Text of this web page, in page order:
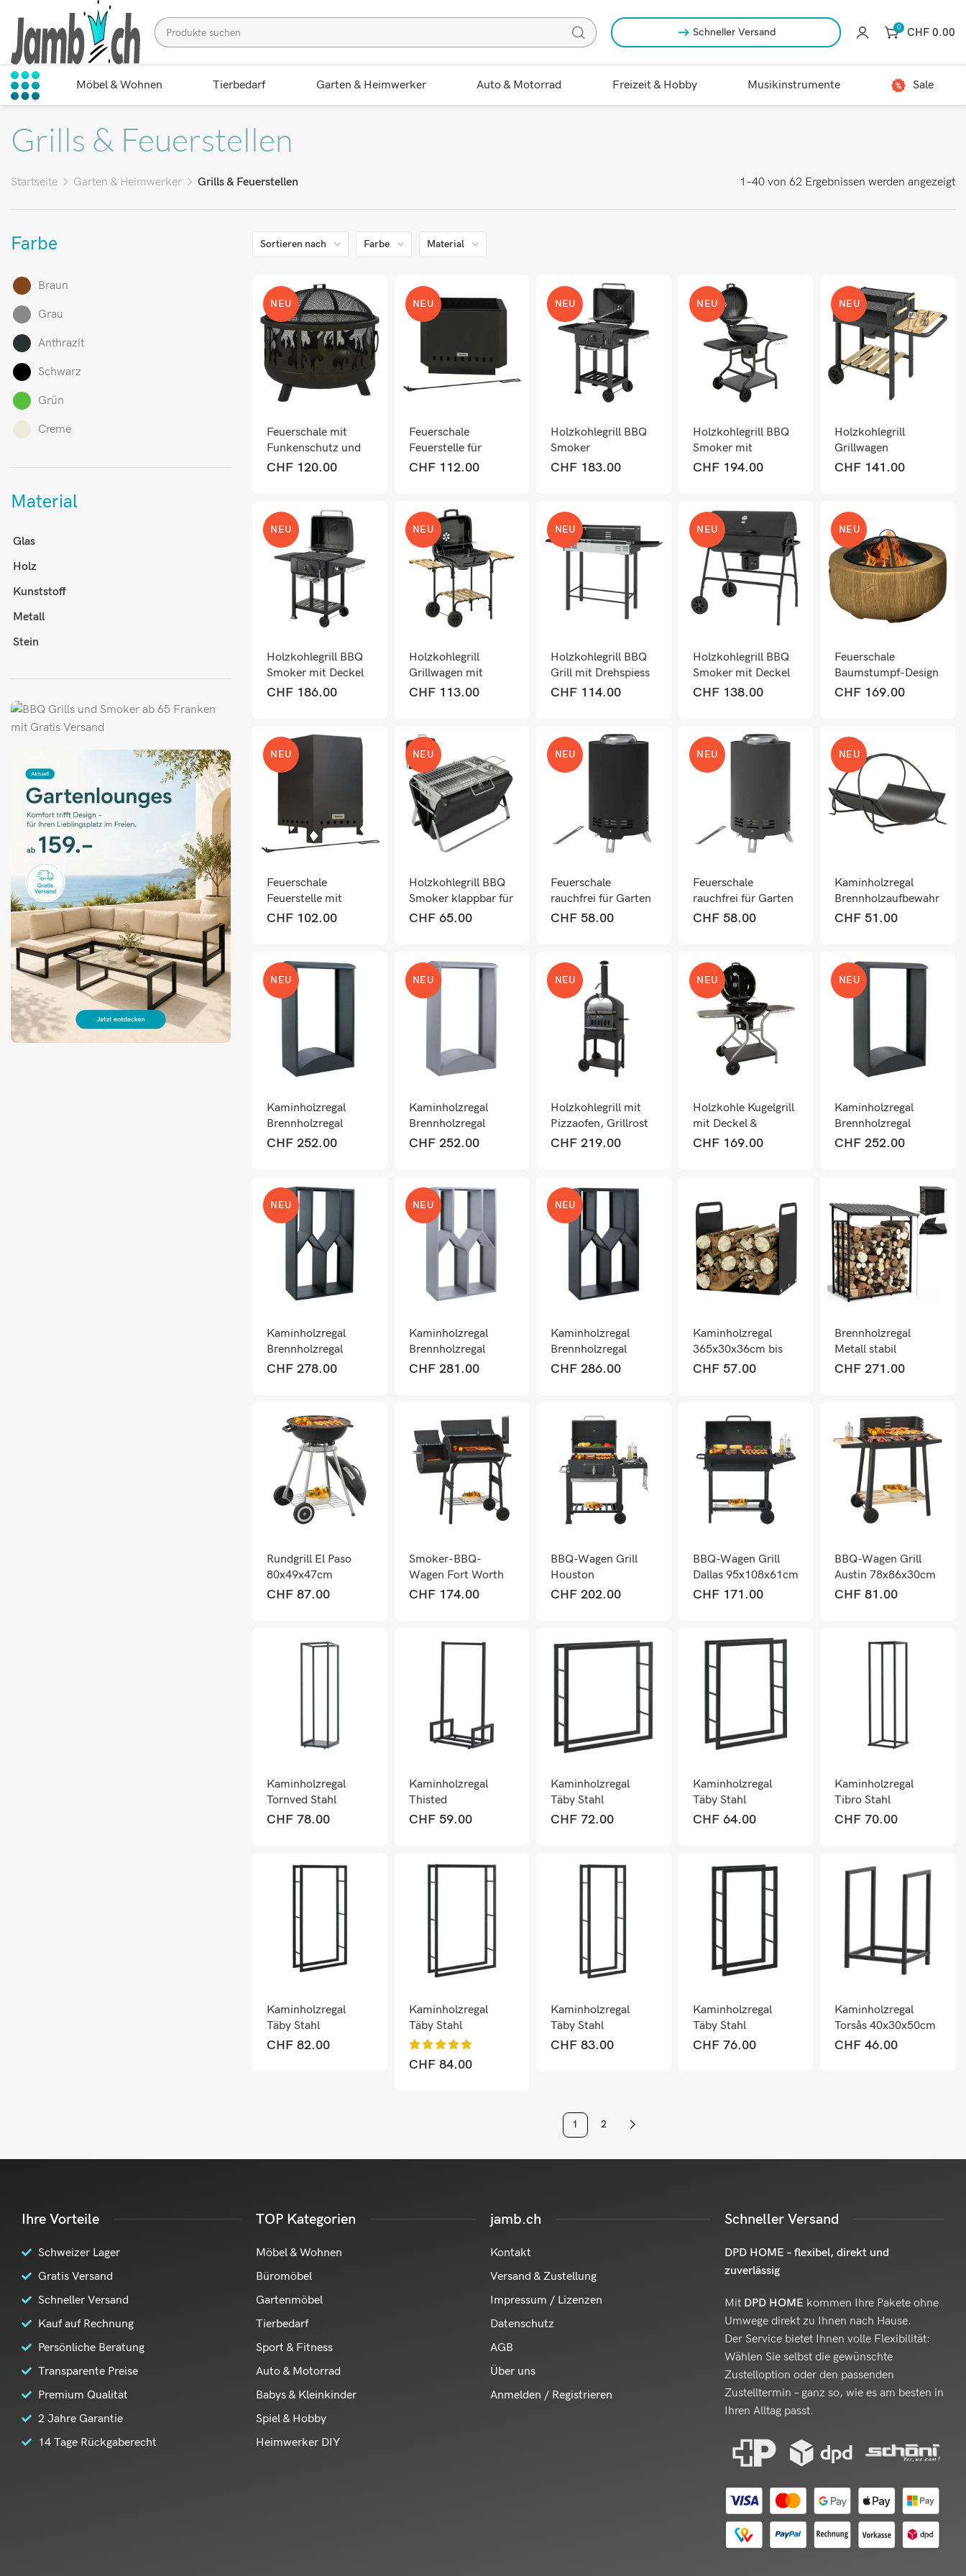
Kauf auf Rechnung 0 CHF 0.00
Möbel & Wohnen Tierbedarf Garten & Heimwerker Auto & Motorrad Freizeit & Hobby Musikinstrumente Sale
Grills & Feuerstellen
Startseite Garten & Heimwerker Grills & Feuerstellen 1–40 von 62 Ergebnissen werden angezeigt
Farbe
Braun
Grau
Anthrazit
Schwarz
Grün
Creme
Material
Glas
Holz
Kunststoff
Metall
Stein
Sortieren nach Farbe Material
NEU
Feuerschale mit
Funkenschutz und
Schürhaken Ø61cm
CHF 120.00
NEU
Feuerschale
Feuerstelle für
Garten mit
CHF112.00
NEU
Holzkohlegrill BBQ
Smoker
höhenverstellbar mit
CHF 183.00
NEU
Holzkohlegrill BBQ
Smoker mit
Seitentischen Deckel
CHF194.00
NEU
Holzkohlegrill
Grillwagen
höhenverstellbar mit
CHF 141.00
NEU
Holzkohlegrill BBQ
Smoker mit Deckel
und Thermometer
CHF 186.00
NEU
Holzkohlegrill
Grillwagen mit
Deckel Räder und
CHF113.00
NEU
Holzkohlegrill BBQ
Grill mit Drehspiess
und verstellbarem
CHF 114.00
NEU
Holzkohlegrill BBQ
Smoker mit Deckel
Thermometer und
CHF138.00
NEU
Feuerschale
Baumstumpf-Design
mit Funkenschutz
CHF 169.00
NEU
Feuerschale
Feuerstelle mit
Schürhaken für
CHF 102.00
NEU
Holzkohlegrill BBQ
Smoker klappbar für
Camping Outdoor
CHF65.00
NEU
Feuerschale
rauchfrei für Garten
Edelstahl schwarz
CHF 58.00
NEU
Feuerschale
rauchfrei für Garten
Ø16x25cm Edelstahl
CHF58.00
NEU
Kaminholzregal
Brennholzaufbewahr
ung für innen aus
CHF 51.00
NEU
Kaminholzregal
Brennholzregal
Metall Grün
CHF 252.00
NEU
Kaminholzregal
Brennholzregal
Feuerholzregal
Outdoor
CHF252.00
NEU
Holzkohlegrill mit
Pizzaofen, Grillrost
& Pizzastein,
CHF 219.00
NEU
Holzkohle Kugelgrill
mit Deckel &
Ablagen, Stahl
CHF169.00
NEU
Kaminholzregal
Brennholzregal
Metall anthrazit
CHF 252.00
NEU
Kaminholzregal
Brennholzregal
Metall Outdoor,
CHF 278.00
NEU
Kaminholzregal
Brennholzregal
Metall
CHF281.00
NEU
Kaminholzregal
Brennholzregal
Metall Outdoor,
160x95x50cm
CHF 286.00
Kaminholzregal
365x30x36cm bis
30kg kompakt
CHF57.00
Brennholzregal
Metall stabil
wetterfest – für
CHF 271.00
Rundgrill El Paso
80x49x47cm
Schwarz
CHF 87.00
Smoker-BBQ-
Wagen Fort Worth
115x110x64cm
CHF174.00
BBQ-Wagen Grill
Houston
105x114x47.5cm
CHF 202.00
BBQ-Wagen Grill
Dallas 95x108x61cm
Schwarz
CHF171.00
BBQ-Wagen Grill
Austin 78x86x30cm
Schwarz
CHF 81.00
Kaminholzregal
Tornved Stahl
35x35x120cm
CHF 78.00
Kaminholzregal
Thisted
50x35x95cm
CHF59.00
Kaminholzregal
Täby Stahl
100x25x100cm
CHF 72.00
Kaminholzregal
Täby Stahl
80x25x100cm
CHF64.00
Kaminholzregal
Tibro Stahl
35x35x120cm
CHF 70.00
Kaminholzregal
Täby Stahl
80x25x150cm
CHF 82.00
Kaminholzregal
Täby Stahl
100x25x150cm
Schwarz
CHF84.00
Kaminholzregal
Täby Stahl
60x25x150cm
CHF 83.00
Kaminholzregal
Täby Stahl
60x25x100cm
CHF76.00
Kaminholzregal
Torsås 40x30x50cm
aus Stahl Schwarz
CHF 46.00
1 2
Ihre Vorteile
Schweizer Lager
Gratis Versand
Schneller Versand
Kauf auf Rechnung
Persönliche Beratung
Transparente Preise
Premium Qualität
2 Jahre Garantie
14 Tage Rückgaberecht
TOP Kategorien
Möbel & Wohnen
Büromöbel
Gartenmöbel
Tierbedarf
Sport & Fitness
Auto & Motorrad
Babys & Kleinkinder
Spiel & Hobby
Heimwerker DIY
jamb.ch
Kontakt
Versand & Zustellung
Impressum / Lizenzen
Datenschutz
AGB
Über uns
Anmelden / Registrieren
Schneller Versand
DPD HOME – flexibel, direkt und
zuverlässig
Mit DPD HOME kommen Ihre Pakete ohne
Umwege direkt zu Ihnen nach Hause.
Der Service bietet Ihnen volle Flexibilität:
Wählen Sie selbst die gewünschte
Zustelloption oder den passenden
Zustelltermin – ganz so, wie es am besten in
Ihren Alltag passt.